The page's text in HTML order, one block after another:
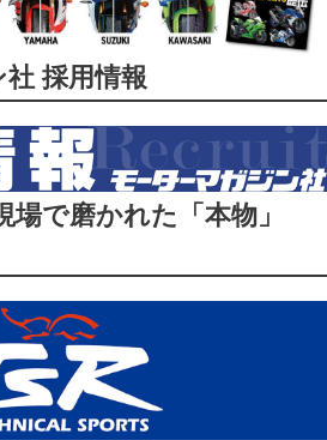
採用情報
場で磨かれた「本物」